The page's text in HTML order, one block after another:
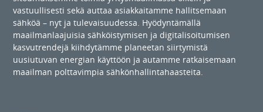
vastuullisesti sekä auttaa asiakkaitamme hallitsemaan
sähköä – nyt ja tulevaisuudessa. Hyödyntämällä
maailmanlaajuisia sähköistymisen ja digitalisoitumisen
kasvutrendejä kiihdytämme planeetan siirtymistä
uusiutuvan energian käyttöön ja autamme ratkaisemaan
maailman polttavimpia sähkönhallintahaasteita.